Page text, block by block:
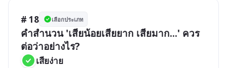
# 18 เลือกประเภท
คำสำนวน 'เสียน้อยเสียยาก เสียมาก...' ควร
ต่อว่าอย่างไร?
เสียง่าย